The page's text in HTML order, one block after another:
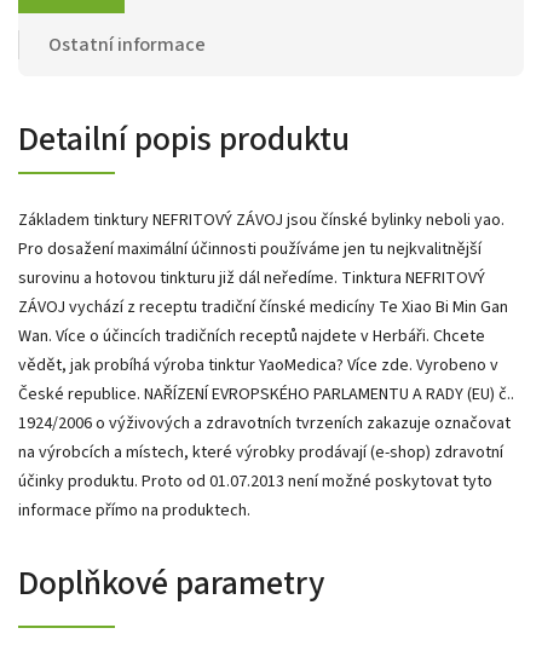
Ostatní informace
Detailní popis produktu
Základem tinktury NEFRITOVÝ ZÁVOJ jsou čínské bylinky neboli yao.
Pro dosažení maximální účinnosti používáme jen tu nejkvalitnější
surovinu a hotovou tinkturu již dál neředíme. Tinktura NEFRITOVÝ
ZÁVOJ vychází z receptu tradiční čínské medicíny Te Xiao Bi Min Gan
Wan. Více o účincích tradičních receptů najdete v Herbáři. Chcete
vědět, jak probíhá výroba tinktur YaoMedica? Více zde. Vyrobeno v
České republice. NAŘÍZENÍ EVROPSKÉHO PARLAMENTU A RADY (EU) č..
1924/2006 o výživových a zdravotních tvrzeních zakazuje označovat
na výrobcích a místech, které výrobky prodávají (e-shop) zdravotní
účinky produktu. Proto od 01.07.2013 není možné poskytovat tyto
informace přímo na produktech.
Doplňkové parametry